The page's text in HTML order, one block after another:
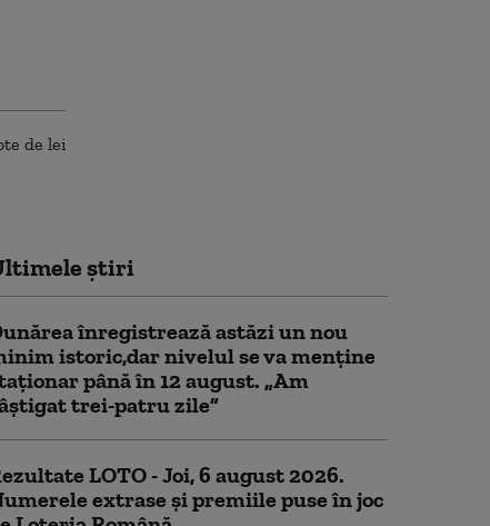
știri
înregistrează astăzi un nou
istoric,dar nivelul se va menţine
până în 12 august. „Am
trei-patru zile”
LOTO - Joi, 6 august 2026.
extrase și premiile puse în joc